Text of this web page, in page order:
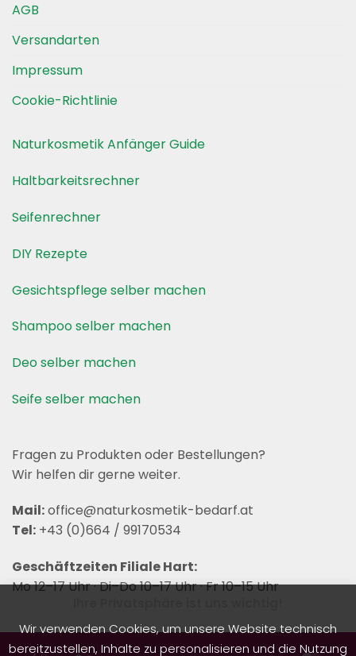
AGB
Versandarten
Impressum
Cookie-Richtlinie
Naturkosmetik Anfänger Guide
Haltbarkeitsrechner
Seifenrechner
DIY Rezepte
Gesichtspflege selber machen
Shampoo selber machen
Deo selber machen
Seife selber machen
Fragen zu Produkten oder Bestellungen?
Wir helfen dir gerne weiter.
Mail:office@naturkosmetik-bedarf.at
Tel: +43 (0)664 / 99170534
Geschäftzeiten Filiale Hart:
Mo 12–17 Uhr · Di–Do 10–17 Uhr · Fr 10–15 Uhr
Wir verwenden Cookies, um unsere Website technisch
bereitzustellen, Inhalte zu personalisieren und die Nutzung